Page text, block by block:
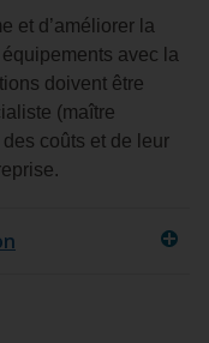
et d’améliorer la
avec la
doivent être
(maître
coûts et de leur